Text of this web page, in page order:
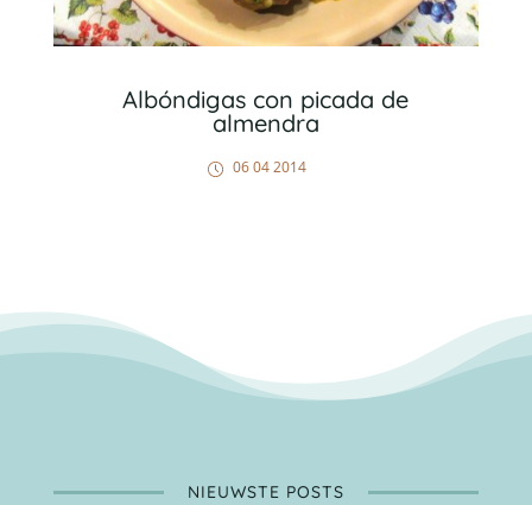
Albóndigas con picada de
almendra
06 04 2014
NIEUWSTE POSTS